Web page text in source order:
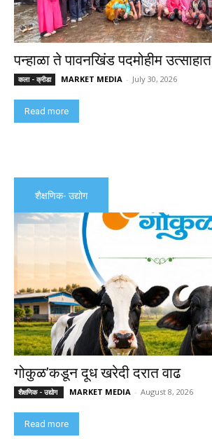
पन्हाळा ते पावनखिंड पदमोहीम उत्साहात
कला - क्रीडा MARKET MEDIA - July 30, 2026
Read more
शैक्षणिक- उद्योग
गोकुळ’कडून दूध खरेदी दरात वाढ
शैक्षणिक - उद्योग MARKET MEDIA - August 8, 2026
Read more